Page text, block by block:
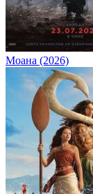
Моана (2026)